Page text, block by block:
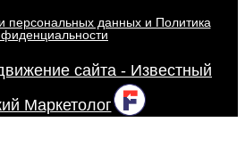
персональных данных и Политика
сайта - Известный
Маркетолог